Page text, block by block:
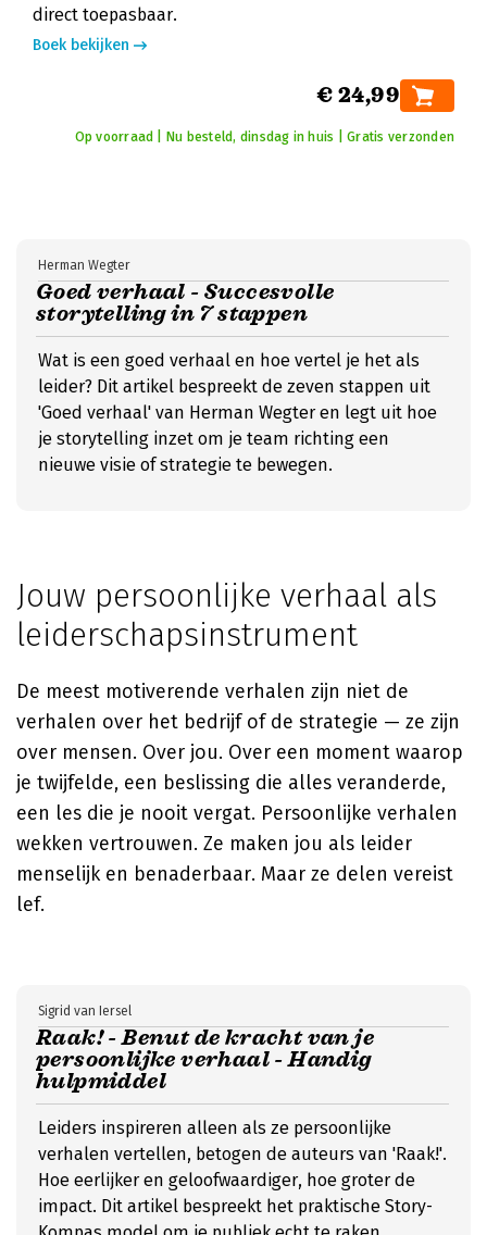
direct toepasbaar.
Boek bekijken
€ 24,99
Op voorraad | Nu besteld, dinsdag in huis | Gratis verzonden
Goed verhaal - Succesvolle
storytelling in 7 stappen
Herman Wegter
Wat is een goed verhaal en hoe vertel je het als
leider? Dit artikel bespreekt de zeven stappen uit
'Goed verhaal' van Herman Wegter en legt uit hoe
je storytelling inzet om je team richting een
nieuwe visie of strategie te bewegen.
Jouw persoonlijke verhaal als
leiderschapsinstrument
De meest motiverende verhalen zijn niet de
verhalen over het bedrijf of de strategie — ze zijn
over mensen. Over jou. Over een moment waarop
je twijfelde, een beslissing die alles veranderde,
een les die je nooit vergat. Persoonlijke verhalen
wekken vertrouwen. Ze maken jou als leider
menselijk en benaderbaar. Maar ze delen vereist
lef.
Raak! - Benut de kracht van je
persoonlijke verhaal - Handig
hulpmiddel
Sigrid van Iersel
Leiders inspireren alleen als ze persoonlijke
verhalen vertellen, betogen de auteurs van 'Raak!'.
Hoe eerlijker en geloofwaardiger, hoe groter de
impact. Dit artikel bespreekt het praktische Story-